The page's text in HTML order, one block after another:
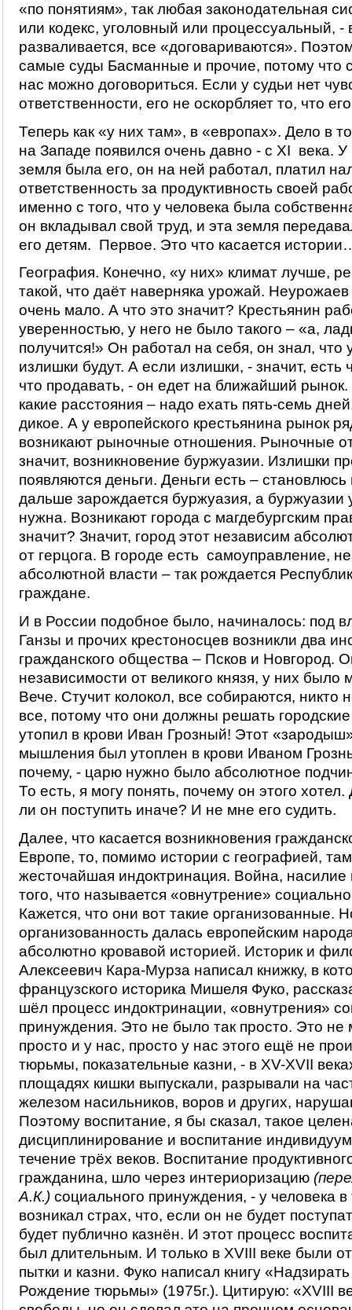
«по понятиям», так любая законодательная
или кодекс, уголовный или процессуальный, -
разваливается, все «договариваются».
самые суды Басманные и прочие, потому что
нас можно договориться. Если у судьи нет
ответственности, его не оскорбляет то, что
Теперь как «у них там», в «европах». Дело в
на Западе появился очень давно - с XI века.
земля была его, он на ней работал, платил
ответственность за продуктивность своей
именно с того, что у человека была
он вкладывал свой труд, и эта земля
его детям. Первое. Это что касается
География. Конечно, «у них» климат лучше,
такой, что даёт наверняка урожай.
очень мало. А что это значит? Крестьянин
уверенностью, у него не было такого – «а,
получится!» Он работал на себя, он знал, что
излишки будут. А если излишки, - значит, есть
что продавать, - он едет на ближайший
какие расстояния – надо ехать пять-семь
дикое. А у европейского крестьянина рынок
возникают рыночные отношения. Рыночные
значит, возникновение буржуазии. Излишки
появляются деньги. Деньги есть –
дальше зарождается буржуазия, а буржуазии
нужна. Возникают города с магдебургским
значит? Значит, город этот независим
от герцога. В городе есть самоуправление,
абсолютной власти – так рождается
граждане.
И в России подобное было, начиналось: под
Ганзы и прочих крестоносцев возникли два
гражданского общества – Псков и Новгород.
независимости от великого князя, у них было
Вече. Стучит колокол, все собираются, никто
все, потому что они должны решать
утопил в крови Иван Грозный! Этот
мышления был утоплен в крови Иваном
почему, - царю нужно было абсолютное
То есть, я могу понять, почему он этого
ли он поступить иначе? И не мне его судить.
Далее, что касается возникновения
Европе, то, помимо истории с географией,
жесточайшая индоктринация. Война, насилие
того, что называется «овнутрение»
Кажется, что они вот такие организованные.
организованность далась европейским
абсолютно кровавой историей. Историк и
Алексеевич Кара-Мурза написал книжку, в
французского историка Мишеля Фуко,
шёл процесс индоктринации, «овнутрения»
принуждения. Это не было так просто. Это не
просто и у нас, просто у нас этого ещё не
тюрьмы, показательные казни, - в XV-XVII
площадях кишки выпускали, разрывали на
железом насильников, воров и других,
Поэтому воспитание, я бы сказал, такое
дисциплинирование и воспитание
течение трёх веков. Воспитание
гражданина, шло через интериоризацию
А.К.) социального принуждения, - у человека в
возникал страх, что, если он не будет
будет публично казнён. И этот процесс
был длительным. И только в XVIII веке были
пытки и казни. Фуко написал книгу
Рождение тюрьмы» (1975г.). Цитирую: «XVIII